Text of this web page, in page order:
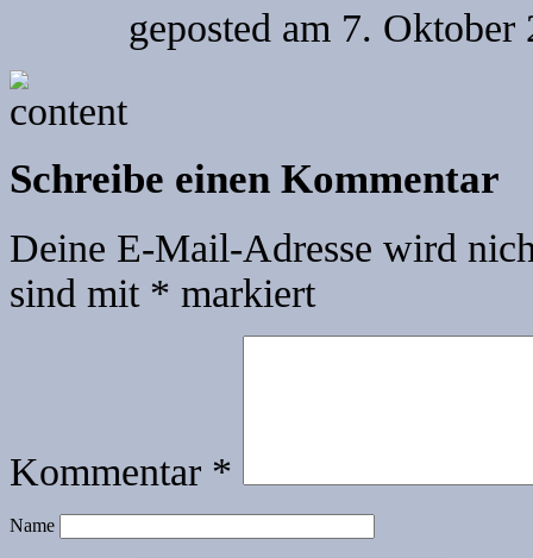
geposted am 7. Oktober
Schreibe einen Kommentar
Deine E-Mail-Adresse wird
sind mit * markiert
Kommentar *
Name